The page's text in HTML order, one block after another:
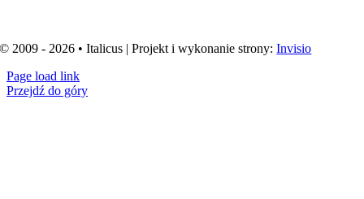
© 2009 - 2026 • Italicus | Projekt i wykonanie strony:Invisio
Page load link
Przejdź do góry